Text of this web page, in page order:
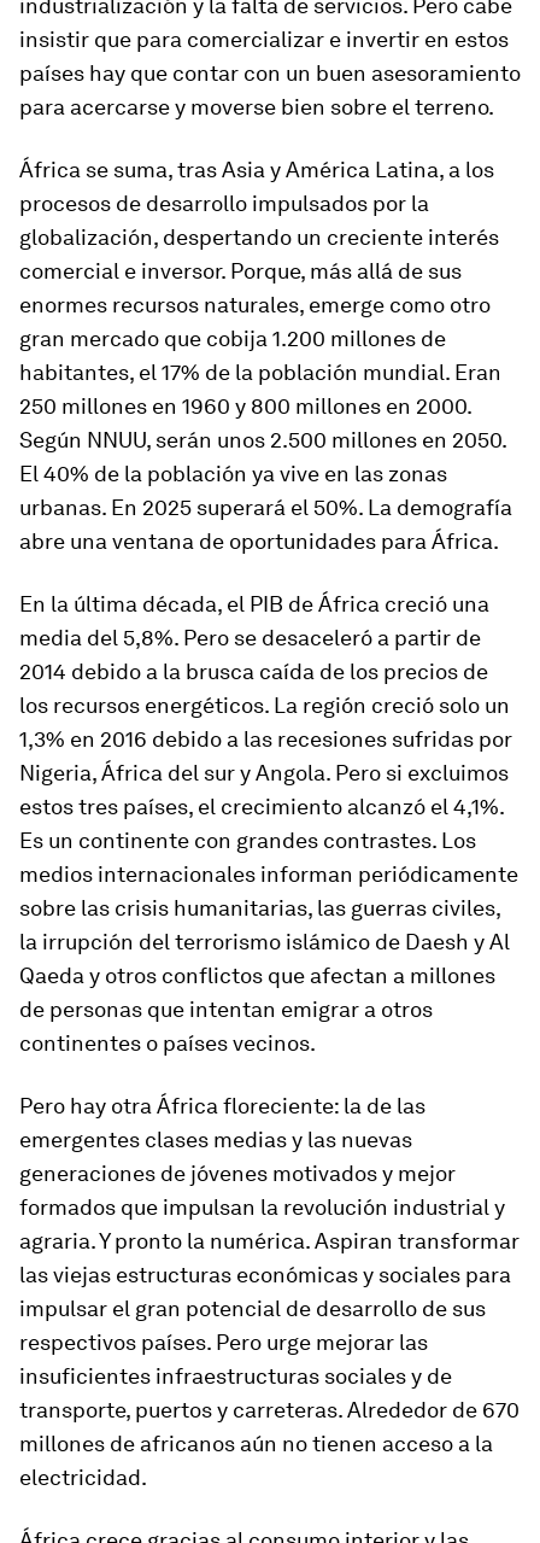
industrialización y la falta de servicios. Pero cabe
insistir que para comercializar e invertir en estos
países hay que contar con un buen asesoramiento
para acercarse y moverse bien sobre el terreno.
África se suma, tras Asia y América Latina, a los
procesos de desarrollo impulsados por la
globalización, despertando un creciente interés
comercial e inversor. Porque, más allá de sus
enormes recursos naturales, emerge como otro
gran mercado que cobija 1.200 millones de
habitantes, el 17% de la población mundial. Eran
250 millones en 1960 y 800 millones en 2000.
Según NNUU, serán unos 2.500 millones en 2050.
El 40% de la población ya vive en las zonas
urbanas. En 2025 superará el 50%. La demografía
abre una ventana de oportunidades para África.
En la última década, el PIB de África creció una
media del 5,8%. Pero se desaceleró a partir de
2014 debido a la brusca caída de los precios de
los recursos energéticos. La región creció solo un
1,3% en 2016 debido a las recesiones sufridas por
Nigeria, África del sur y Angola. Pero si excluimos
estos tres países, el crecimiento alcanzó el 4,1%.
Es un continente con grandes contrastes. Los
medios internacionales informan periódicamente
sobre las crisis humanitarias, las guerras civiles,
la irrupción del terrorismo islámico de Daesh y Al
Qaeda y otros conflictos que afectan a millones
de personas que intentan emigrar a otros
continentes o países vecinos.
Pero hay otra África floreciente: la de las
emergentes clases medias y las nuevas
generaciones de jóvenes motivados y mejor
formados que impulsan la revolución industrial y
agraria. Y pronto la numérica. Aspiran transformar
las viejas estructuras económicas y sociales para
impulsar el gran potencial de desarrollo de sus
respectivos países. Pero urge mejorar las
insuficientes infraestructuras sociales y de
transporte, puertos y carreteras. Alrededor de 670
millones de africanos aún no tienen acceso a la
electricidad.